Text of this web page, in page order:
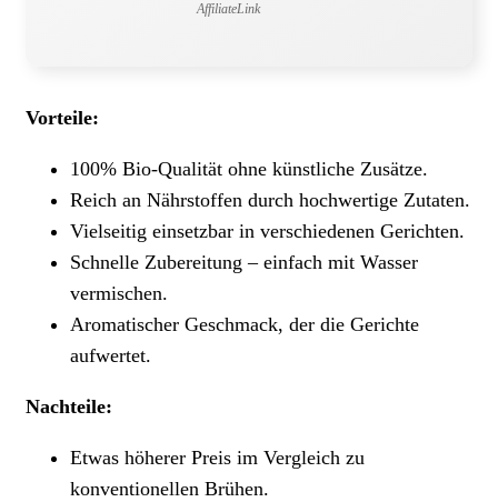
AffiliateLink
Vorteile:
100% Bio-Qualität ohne künstliche Zusätze.
Reich an Nährstoffen durch hochwertige Zutaten.
Vielseitig einsetzbar in verschiedenen Gerichten.
Schnelle Zubereitung – einfach mit Wasser
vermischen.
Aromatischer Geschmack, der die Gerichte
aufwertet.
Nachteile:
Etwas höherer Preis im Vergleich zu
konventionellen Brühen.